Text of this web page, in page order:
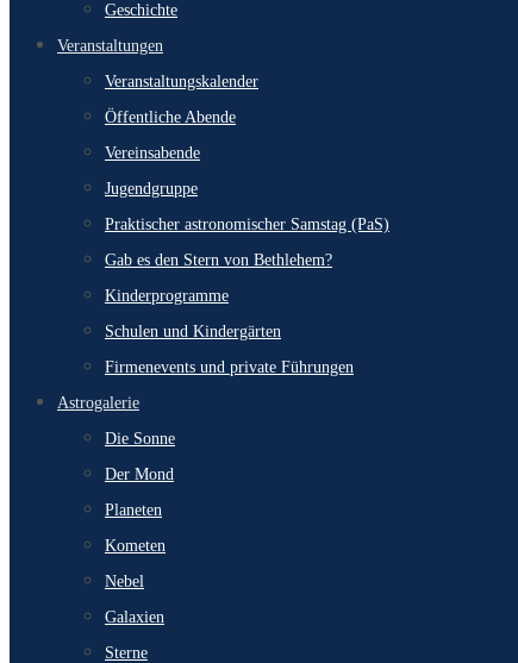
Geschichte
Veranstaltungen
Veranstaltungskalender
Öffentliche Abende
Vereinsabende
Jugendgruppe
Praktischer astronomischer Samstag (PaS)
Gab es den Stern von Bethlehem?
Kinderprogramme
Schulen und Kindergärten
Firmenevents und private Führungen
Astrogalerie
Die Sonne
Der Mond
Planeten
Kometen
Nebel
Galaxien
Sterne